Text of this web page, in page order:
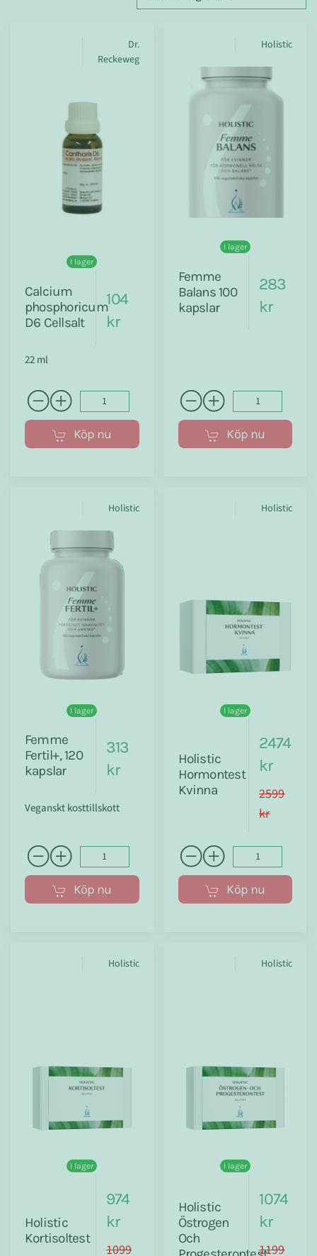
Dr.
Reckeweg
I lager
Calcium
phosphoricum
D6 Cellsalt
104
kr
22 ml
Köp nu
Holistic
I lager
Femme
Balans 100
kapslar
283
kr
Köp nu
Holistic
I lager
Femme
Fertil+, 120
kapslar
313
kr
Veganskt kosttillskott
Köp nu
Holistic
I lager
Holistic
Hormontest
Kvinna
2474
kr
2599
kr
Köp nu
Holistic
I lager
Holistic
Kortisoltest
974
kr
1099
Holistic
I lager
Holistic
Östrogen
Och
1074
kr
1199